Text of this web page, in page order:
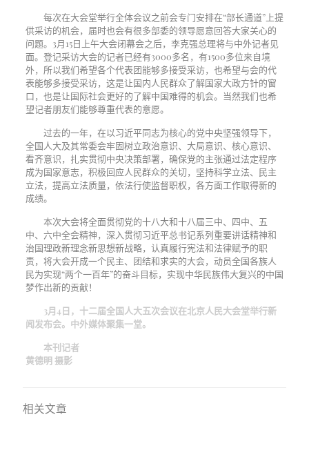
每次在大会堂举行全体会议之前会专门安排在“部长通道”上提
供采访的机会，届时也会有很多部委的领导愿意回答大家关心的
问题。3月15日上午大会闭幕会之后，李克强总理将与中外记者见
面。登记采访大会的记者已经有3000多名，有1500多位来自境
外，所以我们希望各个代表团能够多接受采访，也希望与会的代
表能够多接受采访，这是让国内人民群众了解国家大政方针的窗
口，也是让国际社会更好的了解中国难得的机会。当然我们也希
望记者朋友们能够尊重代表的意愿。
过去的一年，在以习近平同志为核心的党中央坚强领导下，
全国人大及其常委会牢固树立政治意识、大局意识、核心意识、
看齐意识，扎实贯彻中央决策部署，确保党的主张通过法定程序
成为国家意志，积极回应人民群众的关切，坚持科学立法、民主
立法，提高立法质量，依法行使监督职权，各方面工作取得新的
成绩。
本次大会将全面贯彻党的十八大和十八届三中、四中、五
中、六中全会精神，深入贯彻习近平总书记系列重要讲话精神和
治国理政新理念新思想新战略，认真履行宪法和法律赋予的职
责，将大会开成一个民主、团结和求实的大会，动员全国各族人
民为实现“两个一百年”的奋斗目标，实现中华民族伟大复兴的中国
梦作出新的贡献！
3月4日，十二届全国人大五次会议在北京人民大会堂举行新
闻发布会。中外媒体聚集一堂。
本刊记者
黄德明 摄影
相关文章